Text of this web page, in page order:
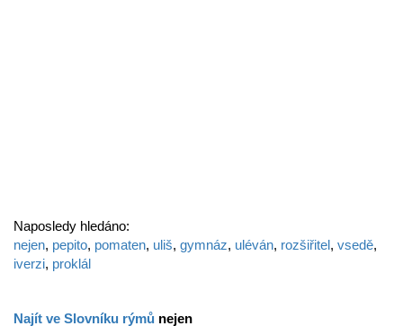
Naposledy hledáno:
nejen, pepito, pomaten, uliš, gymnáz, uléván, rozšiřitel, vsedě,
iverzi, proklál
Najít ve Slovníku rýmů nejen